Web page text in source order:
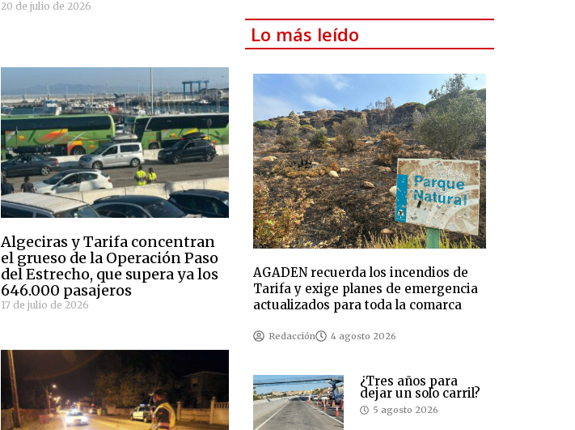
20 de julio de 2026
Algeciras y Tarifa concentran
el grueso de la Operación Paso
del Estrecho, que supera ya los
646.000 pasajeros
17 de julio de 2026
Lo más leído
AGADEN recuerda los incendios de
Tarifa y exige planes de emergencia
actualizados para toda la comarca
Redacción 4 agosto 2026
¿Tres años para
dejar un solo carril?
5 agosto 2026